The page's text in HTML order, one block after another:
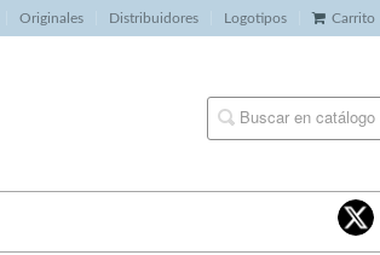
Originales Distribuidores Logotipos Carrito